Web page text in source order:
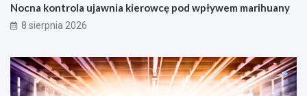
Nocna kontrola ujawnia kierowcę pod wpływem marihuany
8 sierpnia 2026